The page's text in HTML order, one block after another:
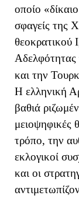
οποίο
σφαγείς της
θεοκρατικού
Αδελφότητας
και την
Η ελληνική
βαθιά
μειοψηφικές
τρόπο, την
εκλογικοί
και οι